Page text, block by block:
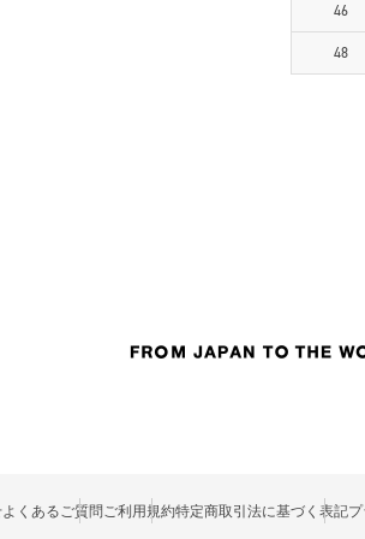
46
48
よくあるご質問ご利用規約特定商取引法に基づく表記